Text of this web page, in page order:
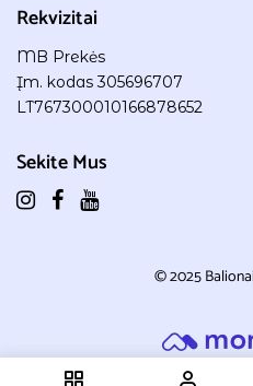
Rekvizitai
MB Prekės
Įm. kodas 305696707
LT767300010166878652
Sekite Mus
© 2025